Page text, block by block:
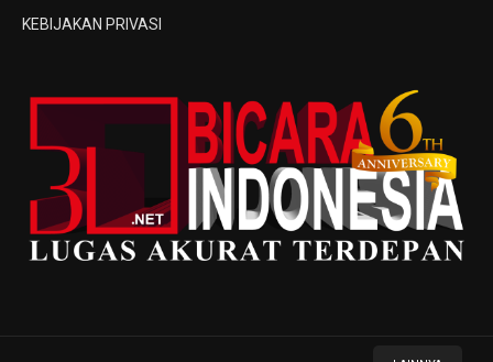
KEBIJAKAN PRIVASI